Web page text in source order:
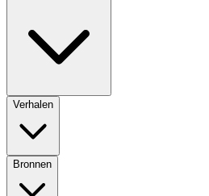
Verhalen
Bronnen